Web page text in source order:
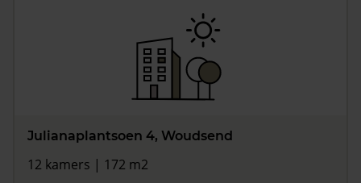
Julianaplantsoen 4, Woudsend
12 kamers | 172 m2